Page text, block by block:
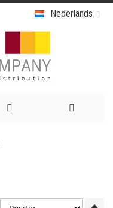
Nederlands